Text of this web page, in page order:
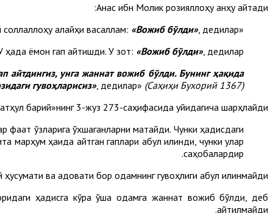
Анас ибн Молик розияллоҳу анҳу айтади:
«Бир жанозани олиб ўтишди. У ҳақда яхши гап айтишди. Набий соллаллоҳу алайҳи васаллам:
«Вожиб бўлди», дедилар.
ҳақда ёмон гап айтишди. У зот: «Вожиб бўлди», дедилар.
айтдингиз, унга жаннат вожиб бўлди. Бунинг ҳақида
гувоҳларисиз», дедилар» (Саҳиҳи Бухорий 1367)
барий»нинг 3-жуз 273-саҳифасида қуйидагича шарҳлайди:
фақат ўзларига ўхшаганларни мақтайди. Чунки ҳадисдаги
ҳақида айтган гаплари қабул қилинди, чунки улар
саҳобалардир.
ва адовати бор одамнинг гувоҳлиги қабул қилинмайди.
ҳадисга кўра ўша одамга жаннат вожиб бўлди, деб
айтилмайди.